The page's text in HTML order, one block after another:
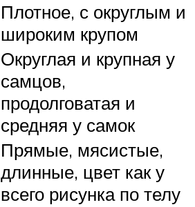
Плотное, с округлым и
широким крупом
Округлая и крупная у
самцов,
продолговатая и
средняя у самок
Прямые, мясистые,
длинные, цвет как у
всего рисунка по телу